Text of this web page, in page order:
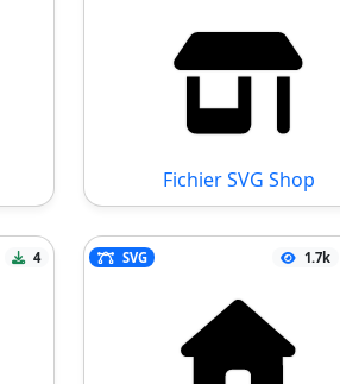
Fichier SVG Shop
4 SVG 1.7k